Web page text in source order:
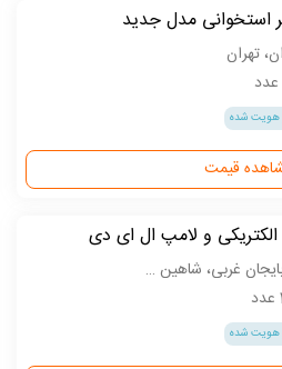
استخوانی مدل جدید
تهران
هویت شده
قیمت
و لامپ ال ای دی
غربی، شاهین دژ
هویت شده